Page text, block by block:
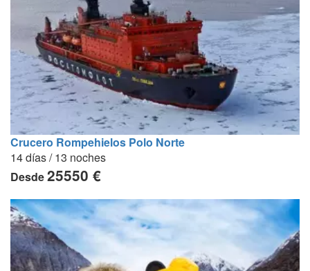
Crucero Rompehielos Polo Norte
14 días / 13 noches
Desde25550 €